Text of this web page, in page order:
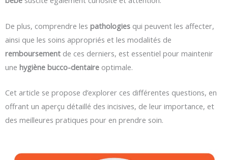
De plus, comprendre les pathologies qui peuvent les affecter,
ainsi que les soins appropriés et les modalités de
remboursement de ces derniers, est essentiel pour maintenir
une hygiène bucco-dentaire optimale.
Cet article se propose d’explorer ces différentes questions, en
offrant un aperçu détaillé des incisives, de leur importance, et
des meilleures pratiques pour en prendre soin.